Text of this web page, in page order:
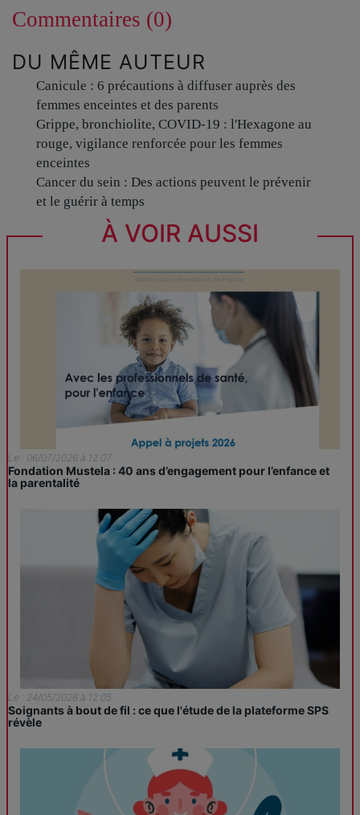
Commentaires (0)
DU MÊME AUTEUR
Canicule : 6 précautions à diffuser auprès des
femmes enceintes et des parents
Grippe, bronchiolite, COVID-19 : l'Hexagone au
rouge, vigilance renforcée pour les femmes
enceintes
Cancer du sein : Des actions peuvent le prévenir
et le guérir à temps
À VOIR AUSSI
Le : 06/07/2026 à 12:07
Fondation Mustela : 40 ans d’engagement pour l’enfance et
la parentalité
Le : 24/05/2026 à 12:05
Soignants à bout de fil : ce que l'étude de la plateforme SPS
révèle